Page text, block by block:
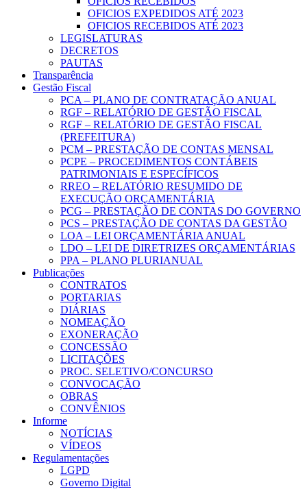
OFICIOS EXPEDIDOS ATÉ 2023
OFICIOS RECEBIDOS ATÉ 2023
LEGISLATURAS
DECRETOS
PAUTAS
Transparência
Gestão Fiscal
PCA – PLANO DE CONTRATAÇÃO ANUAL
RGF – RELATÓRIO DE GESTÃO FISCAL
RGF – RELATÓRIO DE GESTÃO FISCAL
(PREFEITURA)
PCM – PRESTAÇÃO DE CONTAS MENSAL
PCPE – PROCEDIMENTOS CONTÁBEIS
PATRIMONIAIS E ESPECÍFICOS
RREO – RELATÓRIO RESUMIDO DE
EXECUÇÃO ORÇAMENTÁRIA
PCG – PRESTAÇÃO DE CONTAS DO GOVERNO
PCS – PRESTAÇÃO DE CONTAS DA GESTÃO
LOA – LEI ORÇAMENTÁRIA ANUAL
LDO – LEI DE DIRETRIZES ORÇAMENTÁRIAS
PPA – PLANO PLURIANUAL
Publicações
CONTRATOS
PORTARIAS
DIÁRIAS
NOMEAÇÃO
EXONERAÇÃO
CONCESSÃO
LICITAÇÕES
PROC. SELETIVO/CONCURSO
CONVOCAÇÃO
OBRAS
CONVÊNIOS
Informe
NOTÍCIAS
VÍDEOS
Regulamentações
LGPD
Governo Digital